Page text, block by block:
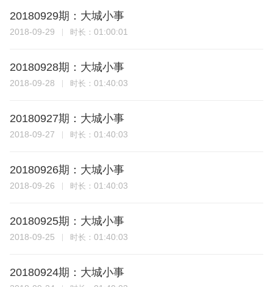
20180929期：大城小事
2018-09-29 时长： 01:00:01
20180928期：大城小事
2018-09-28 时长： 01:40:03
20180927期：大城小事
2018-09-27 时长： 01:40:03
20180926期：大城小事
2018-09-26 时长： 01:40:03
20180925期：大城小事
2018-09-25 时长： 01:40:03
20180924期：大城小事